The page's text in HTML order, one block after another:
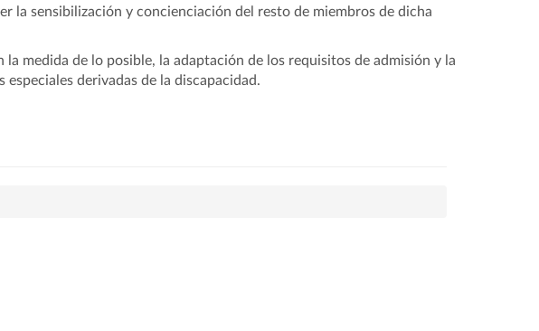
la sensibilización y concienciación del resto de miembros de dicha
medida de lo posible, la adaptación de los requisitos de admisión y la
derivadas de la discapacidad.